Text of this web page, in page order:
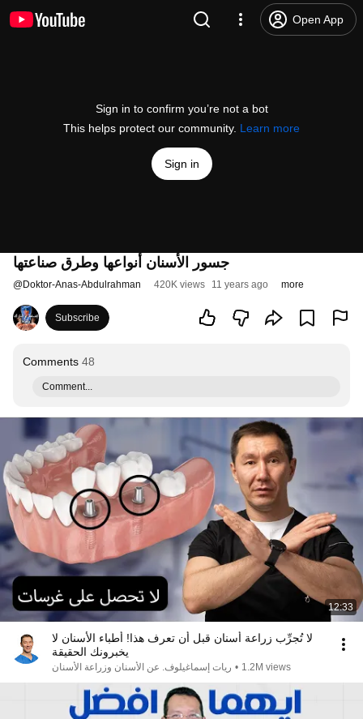
Open App
Sign in to confirm you’re not a bot
This helps protect our community. Learn more
Sign in
جسور الأسنان أنواعها وطرق صناعتها
@Doktor-Anas-Abdulrahman 420K views 11 years ago more
Subscribe
Comments 48
Comment...
12:33
لا تُجرِّب زراعة أسنان قبل أن تعرف هذا! أطباء الأسنان لا
يخبرونك الحقيقة
ريات إسماغيلوف. عن الأسنان وزراعة الأسنان • 1.2M views